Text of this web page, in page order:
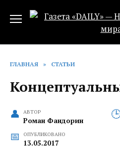
ГЛАВНАЯ » СТАТЬИ
АВТОР
Роман Фандорин
ОПУБЛИКОВАНО
13.05.2017